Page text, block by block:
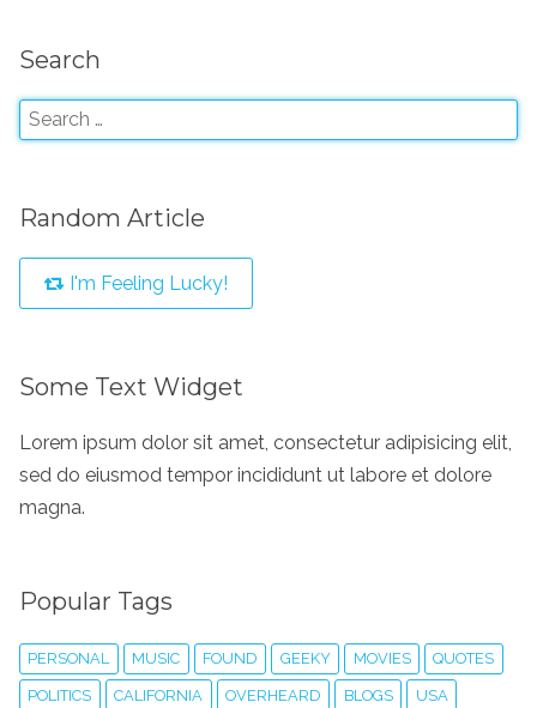
Search
Random Article
I'm Feeling Lucky!
Some Text Widget
Lorem ipsum dolor sit amet, consectetur adipisicing elit,
sed do eiusmod tempor incididunt ut labore et dolore
magna.
Popular Tags
PERSONAL MUSIC FOUND GEEKY MOVIES QUOTES
POLITICS CALIFORNIA OVERHEARD BLOGS USA